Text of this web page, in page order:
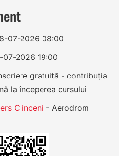
07-2026 08:00
07-2026 19:00
gratuită - contribuția
la începerea cursului
Clinceni - Aerodrom